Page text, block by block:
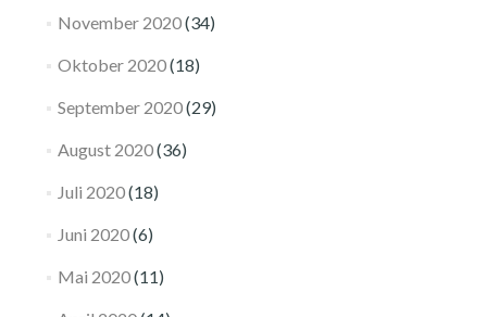
November 2020(34)
Oktober 2020(18)
September 2020(29)
August 2020(36)
Juli 2020(18)
Juni 2020(6)
Mai 2020(11)